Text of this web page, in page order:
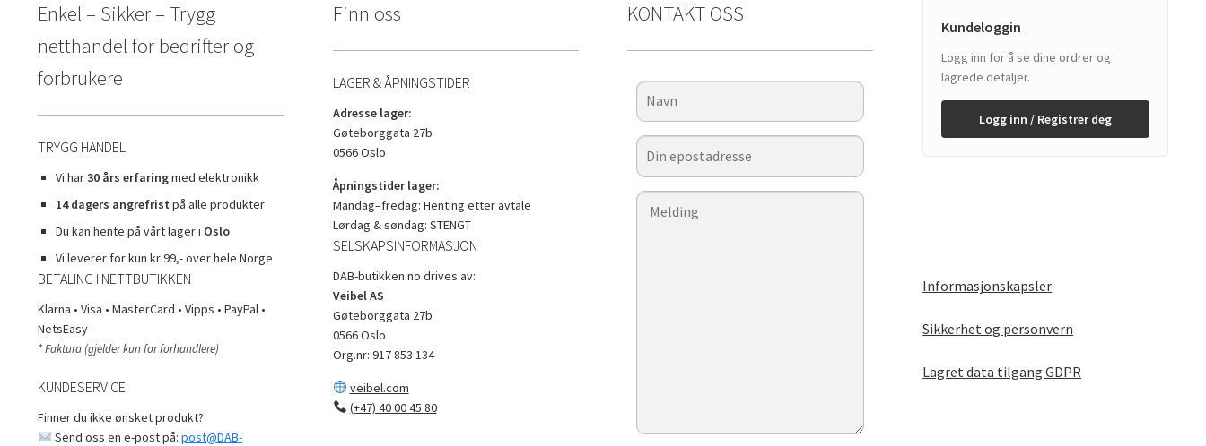
Enkel – Sikker – Trygg
netthandel for bedrifter og
forbrukere
TRYGG HANDEL
Vi har30 års erfaringmed elektronikk
14 dagers angrefrist på alle produkter
Du kan hente på vårt lager i Oslo
Vi leverer for kun kr 99,- over hele Norge
BETALING I NETTBUTIKKEN
Klarna • Visa • MasterCard • Vipps • PayPal •
NetsEasy
* Faktura (gjelder kun for forhandlere)
KUNDESERVICE
Finner du ikke ønsket produkt?
Send oss en e-post på: post@DAB-
Finn oss
LAGER & ÅPNINGSTIDER
Adresse lager:
Gøteborggata 27b
0566 Oslo
Åpningstider lager:
Mandag–fredag: Henting etter avtale
Lørdag & søndag: STENGT
SELSKAPSINFORMASJON
DAB-butikken.no drives av:
Veibel AS
Gøteborggata 27b
0566 Oslo
Org.nr: 917 853 134
veibel.com
(+47) 40 00 45 80
KONTAKT OSS
Kundeloggin
Logg inn for å se dine ordrer og
lagrede detaljer.
Logg inn / Registrer deg
Informasjonskapsler
Sikkerhet og personvern
Lagret data tilgang GDPR